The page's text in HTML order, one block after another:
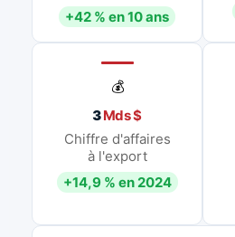
+42 % en 10 ans
💰
3Mds $
Chiffre d'affaires
à l'export
+14,9 % en 2024